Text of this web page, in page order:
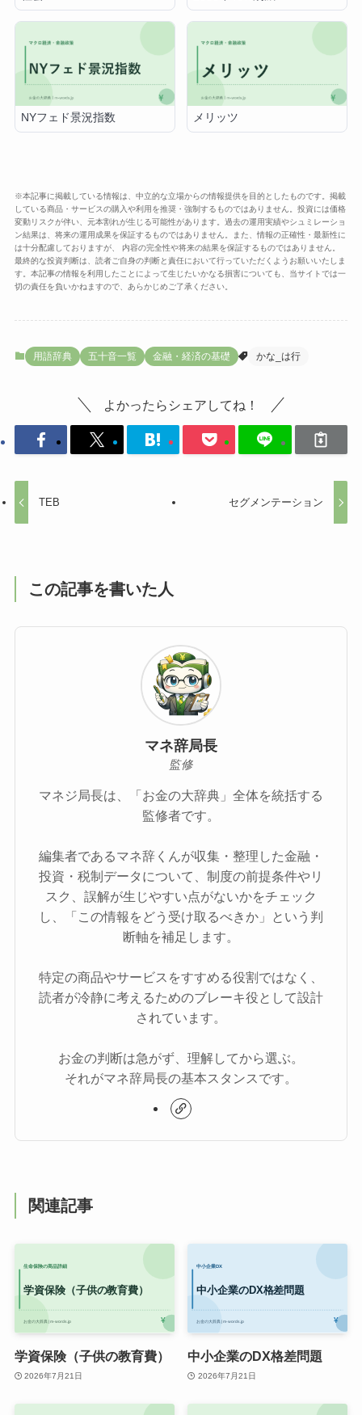
NYフェド景況指数 メリッツ
※本記事に掲載している情報は、中立的な立場からの情報提供を目的としたものです。掲載
している商品・サービスの購入や利用を推奨・強制するものではありません。投資には価格
変動リスクが伴い、元本割れが生じる可能性があります。過去の運用実績やシュミレーショ
ン結果は、将来の運用成果を保証するものではありません。また、情報の正確性・最新性に
は十分配慮しておりますが、 内容の完全性や将来の結果を保証するものではありません。
最終的な投資判断は、読者ご自身の判断と責任において行っていただくようお願いいたしま
す。本記事の情報を利用したことによって生じたいかなる損害についても、当サイトでは一
切の責任を負いかねますので、あらかじめご了承ください。
用語辞典 五十音一覧 金融・経済の基礎 かな_は行
よかったらシェアしてね！
TEB セグメンテーション
この記事を書いた人
マネ辞局長
監修
マネジ局長は、「お金の大辞典」全体を統括する
監修者です。
編集者であるマネ辞くんが収集・整理した金融・
投資・税制データについて、制度の前提条件やリ
スク、誤解が生じやすい点がないかをチェック
し、「この情報をどう受け取るべきか」という判
断軸を補足します。
特定の商品やサービスをすすめる役割ではなく、
読者が冷静に考えるためのブレーキ役として設計
されています。
お金の判断は急がず、理解してから選ぶ。
それがマネ辞局長の基本スタンスです。
関連記事
学資保険（子供の教育費）
2026年7月21日
中小企業のDX格差問題
2026年7月21日